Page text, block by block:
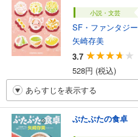
小説・文芸
SF・ファンタジー
矢崎存美
3.7
528円 (税込)
あらすじを表示する
ぶたぶたの食卓